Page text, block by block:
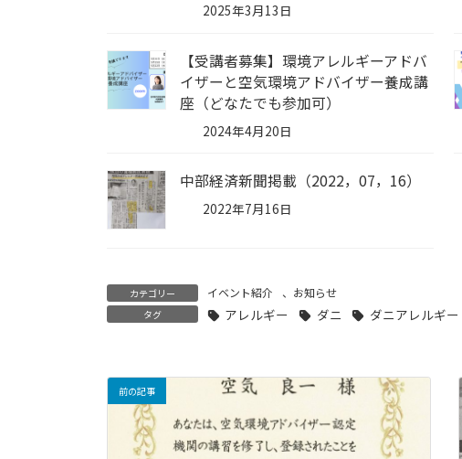
2025年3月13日
【受講者募集】環境アレルギーアドバ
イザーと空気環境アドバイザー養成講
座（どなたでも参加可）
2024年4月20日
中部経済新聞掲載（2022，07，16）
2022年7月16日
カテゴリー イベント紹介 、 お知らせ
タグ アレルギー ダニ ダニアレルギー
前の記事